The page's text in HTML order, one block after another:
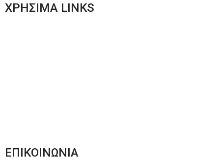
ΧΡΗΣΙΜΑ LINKS
ΕΠΙΚΟΙΝΩΝΙΑ